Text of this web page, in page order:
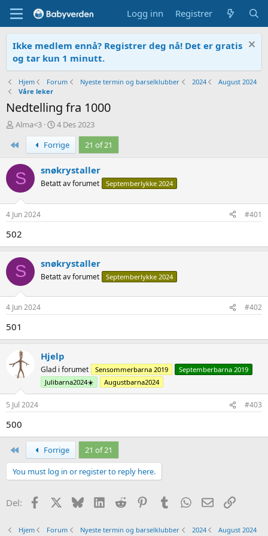
Logg inn Registrer
Ikke medlem ennå? Registrer deg nå! Det er gratis
og tar kun 1 minutt.
Hjem Forum Nyeste termin og barselklubber 2024
August 2024
Våre leker
Nedtelling fra 1000
T
å
s
t
r
e
r
Alma<3
O
p
p
r
e
t
4 Des 2023
Forrige 21 of 21
S snøkrystaller
Betatt av forumet Septemberlykke 2024
4 Jun 2024 #401
502
S snøkrystaller
Betatt av forumet Septemberlykke 2024
4 Jun 2024 #402
501
Hjelp
Glad i forumet Sensommerbarna 2019
Septemberbarna 2019
Julibarna2024☀️
Augustbarna2024
5 Jul 2024 #403
500
Forrige
21 of 21
You must log in or register to reply here.
Del: Facebook BlueskyLinkedInReddit PinterestTumblrWhatsApp
EpostLink
Hjem Forum Nyeste termin og barselklubber 2024
August 2024